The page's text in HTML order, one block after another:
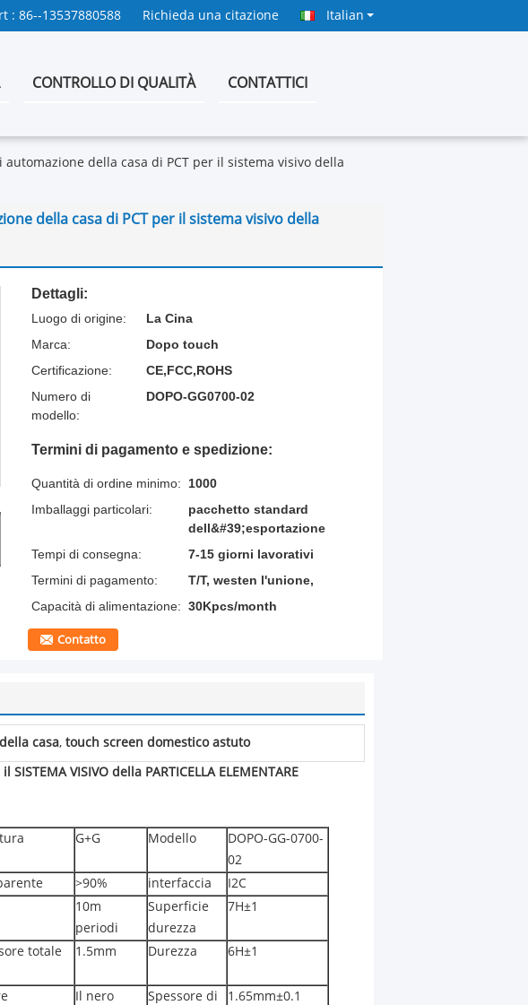
: 86--13537880588 Richieda una citazione Italian
CONTROLLO DI QUALITÀ CONTATTICI
della casa di PCT per il sistema visivo della
della casa di PCT per il sistema visivo della
Dettagli:
Luogo di origine:
La Cina
Marca:
Dopo touch
Certificazione:
CE,FCC,ROHS
Numero di
modello:
DOPO-GG0700-02
Termini di pagamento e spedizione:
Quantità di ordine minimo:
1000
Imballaggi particolari:
pacchetto standard
dell&#39;esportazione
Tempi di consegna:
7-15 giorni lavorativi
Termini di pagamento:
T/T, westen l'unione,
Capacità di alimentazione: 30Kpcs/month
Contatto
casa, touch screen domestico astuto
VISIVO della PARTICELLA ELEMENTARE
G+G Modello
DOPO-GG-0700-
02
>90% interfaccia
I2C
10m
periodi
Superficie
durezza
7H±1
totale 1.5mm Durezza 6H±1
Il nero
Spessore di
1.65mm±0.1